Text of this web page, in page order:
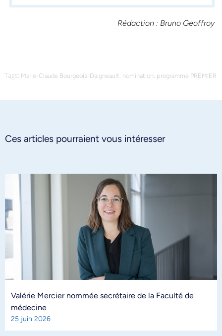
Rédaction : Bruno Geoffroy
Tags: Marie-Claude Bourgeois-Daigneault, nomination, programme PREMIER
Ces articles pourraient vous intéresser
Valérie Mercier nommée secrétaire de la Faculté de
médecine
25 juin 2026